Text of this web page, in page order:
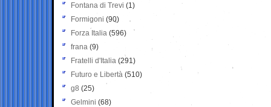
Fontana di Trevi (1)
Formigoni (90)
Forza Italia (596)
frana (9)
Fratelli d'Italia (291)
Futuro e Libertà (510)
g8 (25)
Gelmini (68)